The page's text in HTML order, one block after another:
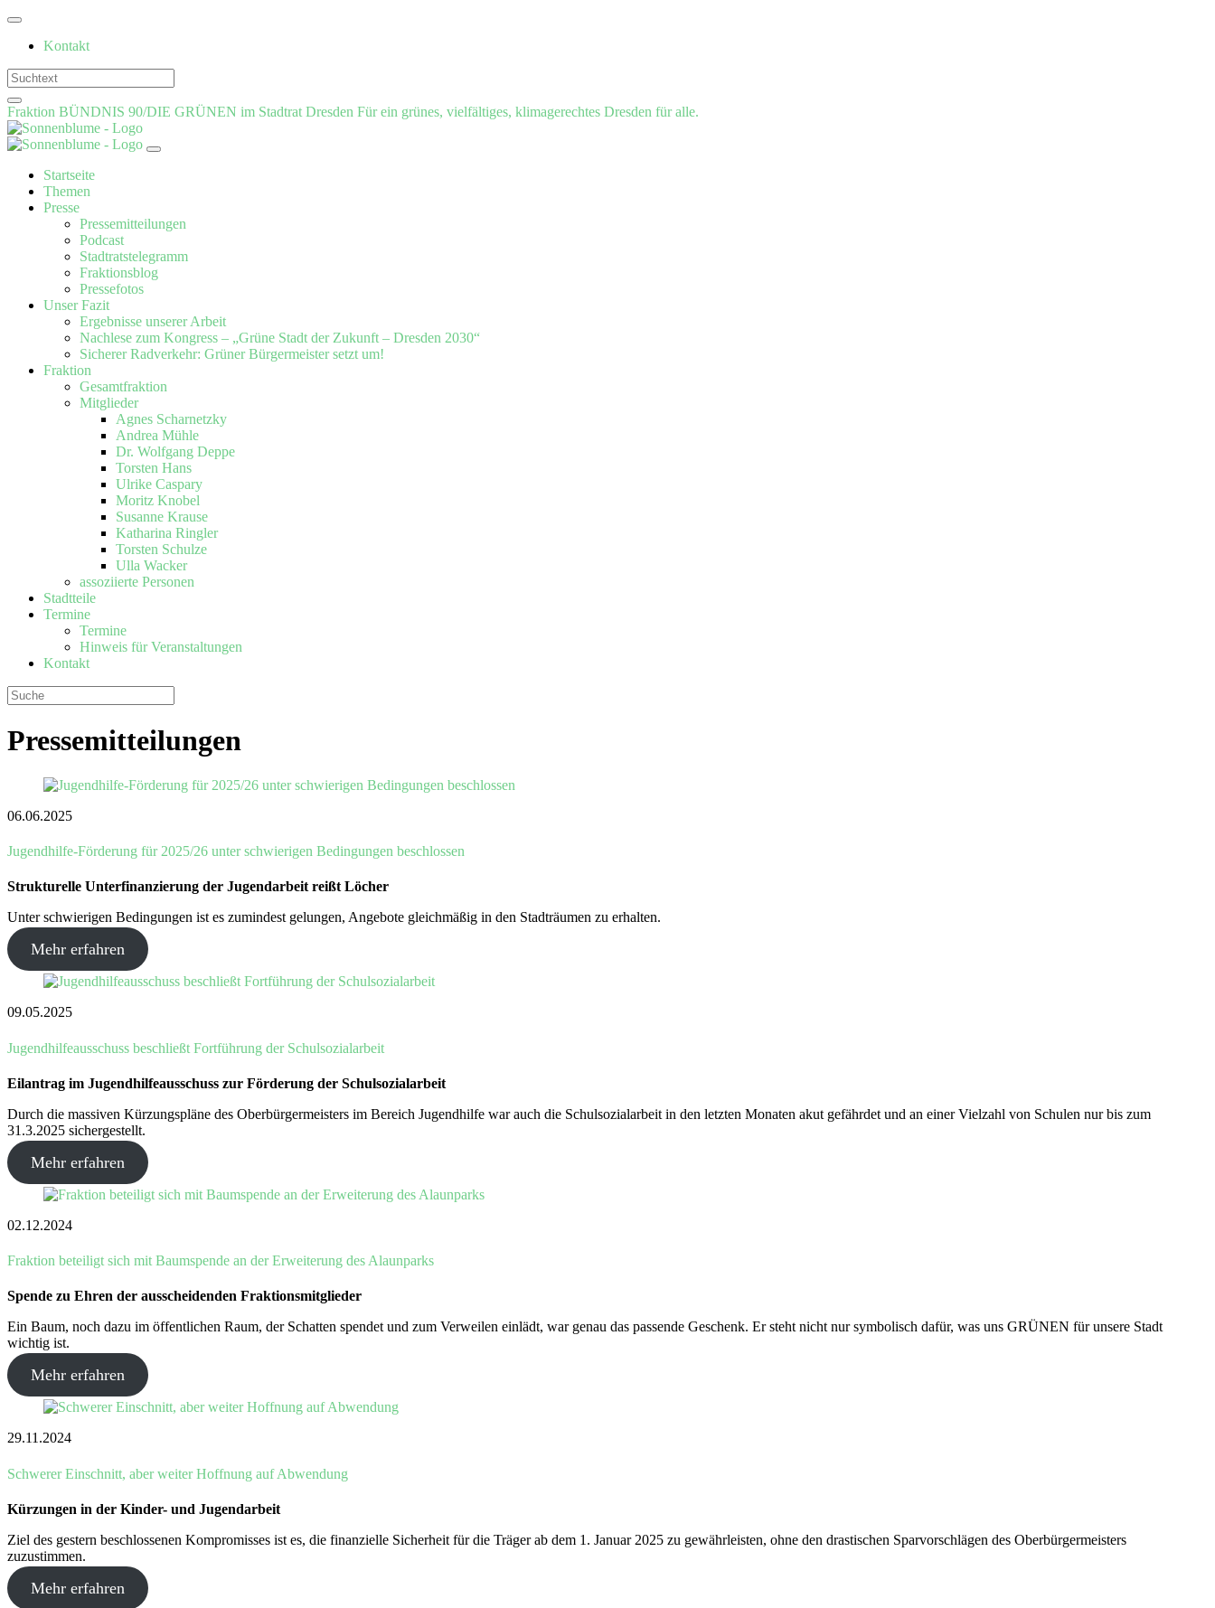
Weiter
Inhalt
Kontakt
Fraktion BÜNDNIS 90/DIE GRÜNEN im Stadtrat Dresden Für ein grünes, vielfältiges, klimagerechtes Dresden für alle.
Startseite
Themen
Presse
Pressemitteilungen
Podcast
Stadtratstelegramm
Fraktionsblog
Pressefotos
Unser Fazit
Ergebnisse unserer Arbeit
Nachlese zum Kongress – „Grüne Stadt der Zukunft – Dresden 2030“
Sicherer Radverkehr: Grüner Bürgermeister setzt um!
Fraktion
Gesamtfraktion
Mitglieder
Agnes Scharnetzky
Andrea Mühle
Dr. Wolfgang Deppe
Torsten Hans
Ulrike Caspary
Moritz Knobel
Susanne Krause
Katharina Ringler
Torsten Schulze
Ulla Wacker
assoziierte Personen
Stadtteile
Termine
Termine
Hinweis für Veranstaltungen
Kontakt
Pressemitteilungen
06.06.2025
Jugendhilfe-Förderung für 2025/26 unter schwierigen Bedingungen beschlossen
Strukturelle Unterfinanzierung der Jugendarbeit reißt Löcher
Unter schwierigen Bedingungen ist es zumindest gelungen, Angebote gleichmäßig in den Stadträumen zu erhalten.
Mehr erfahren
09.05.2025
Jugendhilfeausschuss beschließt Fortführung der Schulsozialarbeit
Eilantrag im Jugendhilfeausschuss zur Förderung der Schulsozialarbeit
Durch die massiven Kürzungspläne des Oberbürgermeisters im Bereich Jugendhilfe war auch die Schulsozialarbeit in den letzten Monaten akut gefährdet und an einer Vielzahl von Schulen nur bis zum
31.3.2025 sichergestellt.
Mehr erfahren
02.12.2024
Fraktion beteiligt sich mit Baumspende an der Erweiterung des Alaunparks
Spende zu Ehren der ausscheidenden Fraktionsmitglieder
Ein Baum, noch dazu im öffentlichen Raum, der Schatten spendet und zum Verweilen einlädt, war genau das passende Geschenk. Er steht nicht nur symbolisch dafür, was uns GRÜNEN für unsere Stadt
wichtig ist.
Mehr erfahren
29.11.2024
Schwerer Einschnitt, aber weiter Hoffnung auf Abwendung
Kürzungen in der Kinder- und Jugendarbeit
Ziel des gestern beschlossenen Kompromisses ist es, die finanzielle Sicherheit für die Träger ab dem 1. Januar 2025 zu gewährleisten, ohne den drastischen Sparvorschlägen des Oberbürgermeisters
zuzustimmen.
Mehr erfahren